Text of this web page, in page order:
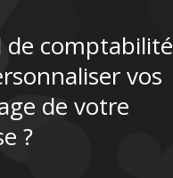
de comptabilité
vos
de votre
?